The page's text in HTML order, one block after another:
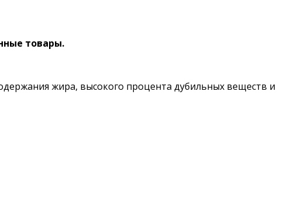
товары.
жира, высокого процента дубильных веществ и